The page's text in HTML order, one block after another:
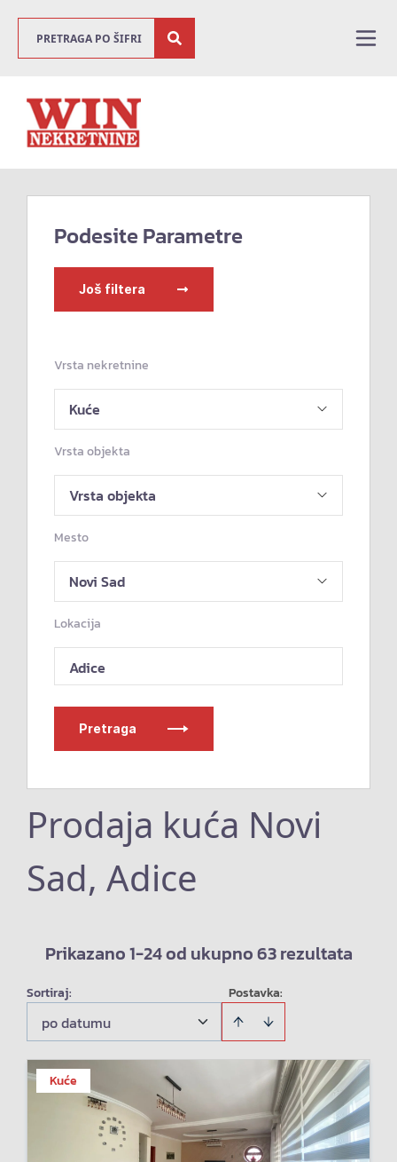
Podesite Parametre
Još filtera
Vrsta nekretnine
Vrsta objekta
Mesto
Lokacija
Adice
Pretraga
Prodaja kuća Novi
Sad, Adice
Prikazano 1-24 od ukupno 63 rezultata
Postavka:
Sortiraj:
po datumu
Kuće